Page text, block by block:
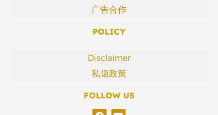
广告合作
POLICY
Disclaimer
私隐政策
FOLLOW US